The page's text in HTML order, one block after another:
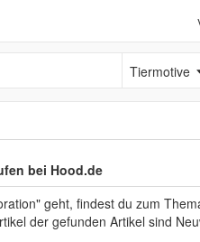
Tiermotive
bei Hood.de
geht, findest du zum
der gefunden Artikel sind